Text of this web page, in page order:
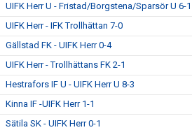
UIFK Herr U - Fristad/Borgstena/Sparsör U 6-1
UIFK Herr - IFK Trollhättan 7-0
Gällstad FK - UIFK Herr 0-4
UIFK Herr - Trollhättans FK 2-1
Hestrafors IF U - UIFK Herr U 8-3
Kinna IF -UIFK Herr 1-1
Sätila SK - UIFK Herr 0-1